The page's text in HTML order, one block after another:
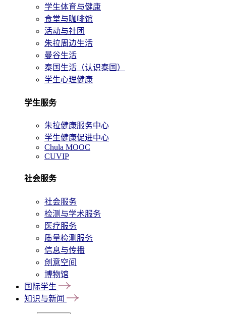
学生体育与健康
食堂与咖啡馆
活动与社团
朱拉周边生活
曼谷生活
泰国生活（认识泰国）
学生心理健康
学生服务
朱拉健康服务中心
学生健康促进中心
Chula MOOC
CUVIP
社会服务
社会服务
检测与学术服务
医疗服务
质量检测服务
信息与传播
创意空间
博物馆
国际学生
知识与新闻